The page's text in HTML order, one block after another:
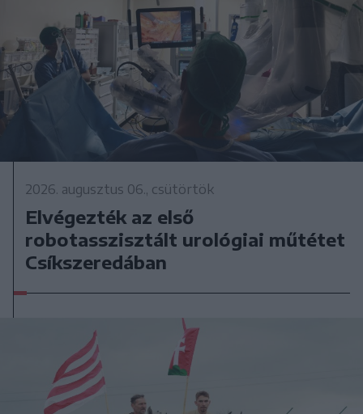
2026. augusztus 06., csütörtök
Elvégezték az első
robotasszisztált urológiai műtétet
Csíkszeredában